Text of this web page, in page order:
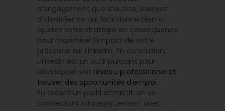
d’engagement que d’autres, essayez
d’identifier ce qui fonctionne bien et
ajustez votre stratégie en conséquence
pour maximiser l’impact de votre
présence sur LinkedIn. En conclusion,
LinkedIn est un outil puissant pour
développer son réseau professionnel et
trouver des opportunités d’emploi.
En créant un profil attractif, en se
connectant stratégiquement avec